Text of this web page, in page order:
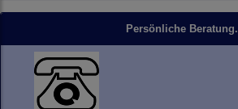
Persönliche Beratung.